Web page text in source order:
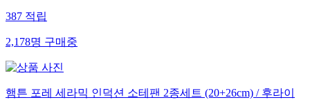
387 적립
2,178명 구매중
햄튼 포레 세라믹 인덕션 소테팬 2종세트 (20+26cm) / 후라이